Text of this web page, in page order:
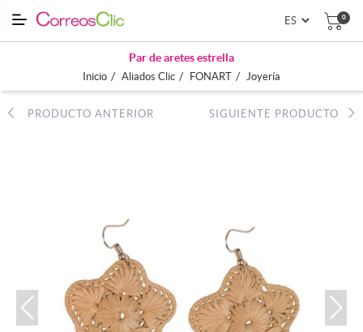
0
Par de aretes estrella
Inicio / Aliados Clic / FONART / Joyería
PRODUCTO ANTERIOR SIGUIENTE PRODUCTO